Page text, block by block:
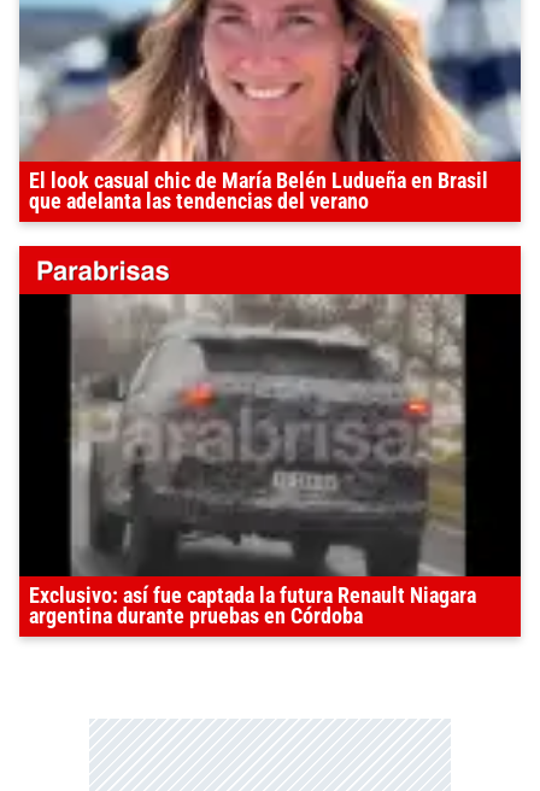
El look casual chic de María Belén Ludueña en Brasil
que adelanta las tendencias del verano
Exclusivo: así fue captada la futura Renault Niagara
argentina durante pruebas en Córdoba